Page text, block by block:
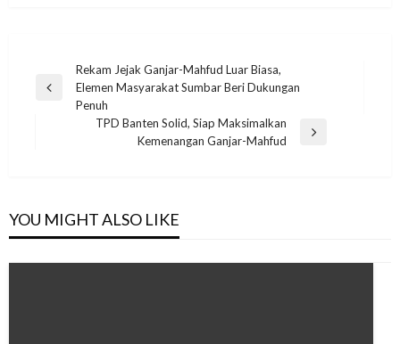
navigation
Previous
Rekam Jejak Ganjar-Mahfud Luar Biasa,
Elemen Masyarakat Sumbar Beri Dukungan
Penuh
TPD Banten Solid, Siap Maksimalkan
Kemenangan Ganjar-Mahfud
YOU MIGHT ALSO LIKE